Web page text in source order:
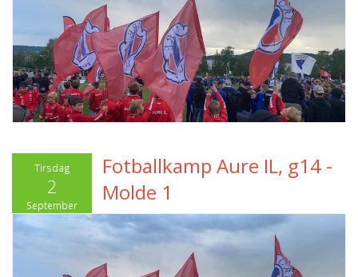
Tirsdag
2
September
Fotballkamp Aure IL, g14 -
Molde 1